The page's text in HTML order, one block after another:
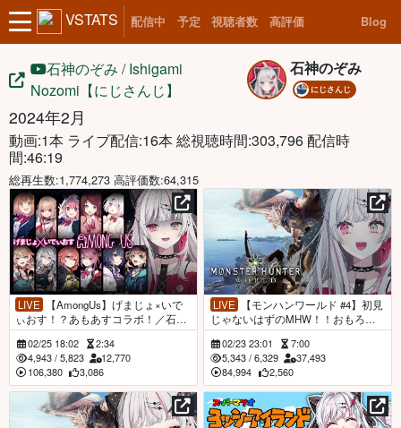
VSTATS 配信中 予定 視聴者数 高評価 Blog
石神のぞみ / Ishigami
Nozomi【にじさんじ】
石神のぞみ
にじさんじ
2024年2月
動画:1本 ライブ配信:16本 総視聴時間:303,796 配信時
間:46:19
総再生数:1,774,273 高評価数:64,315
LIVE
ぃおす！？あもあすコラボ！／石神
視点【石神のぞみ／にじさんじ所
属】02/25 18:02
2:34
4,943/ 5,823
12,770
106,380
3,086
LIVE
じゃないはずのMHW！！おもろす
ぎですこのゲームは【石神のぞみ／
にじさんじ所属】
02/23 23:01
7:00
5,343 /6,329
37,493
84,994
2,560